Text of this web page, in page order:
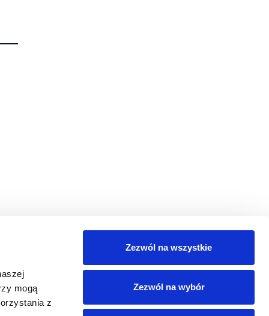
mogą
z
Zezwól na wszystkie
Zezwól na wybór